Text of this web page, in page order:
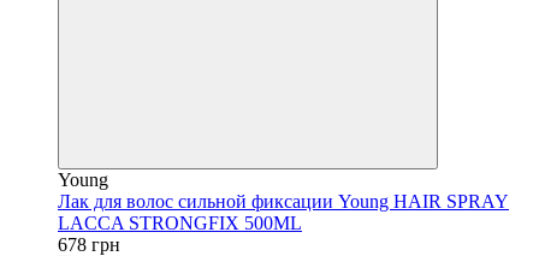
Young
Лак для волос сильной фиксации Young HAIR SPRAY
LACCA STRONGFIX 500ML
678 грн